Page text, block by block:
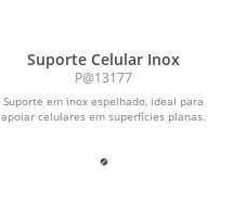
Suporte Celular Inox
P@13177
Suporte em inox espelhado, ideal para
apoiar celulares em superfícies planas.